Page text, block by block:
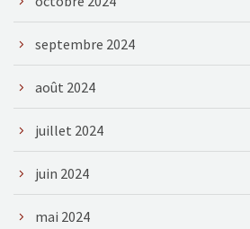
septembre 2024
août 2024
juillet 2024
juin 2024
mai 2024